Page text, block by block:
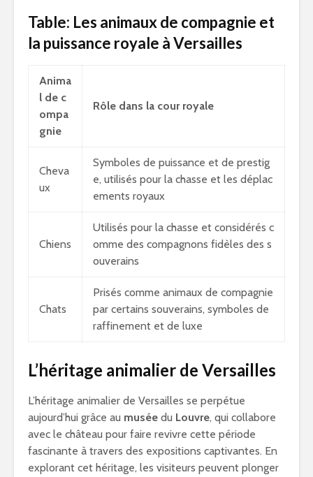
Table: Les animaux de compagnie et
la puissance royale à Versailles
Anima
l de c
ompa
gnie
Rôle dans la cour royale
Cheva
ux
Symboles de puissance et de prestig
e, utilisés pour la chasse et les déplac
ements royaux
Chiens
Utilisés pour la chasse et considérés c
omme des compagnons fidèles des s
ouverains
Chats
Prisés comme animaux de compagnie
par certains souverains, symboles de
raffinement et de luxe
L’héritage animalier de Versailles
L’héritage animalier de Versailles se perpétue
aujourd’hui grâce au musée du Louvre, qui collabore
avec le château pour faire revivre cette période
fascinante à travers des expositions captivantes. En
explorant cet héritage, les visiteurs peuvent plonger